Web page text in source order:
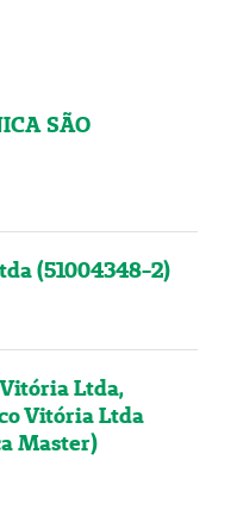
SÃO
(51004348-2)
Ltda,
Vitória Ltda
Master)